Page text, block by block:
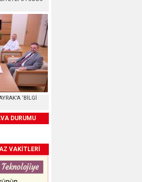
‘BİLGİ
DURUMU
VAKİTLERİ